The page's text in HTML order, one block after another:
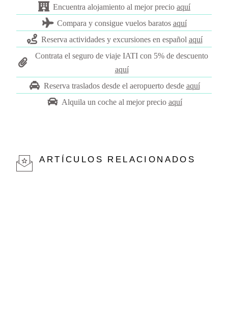
Encuentra alojamiento al mejor precio aquí
Compara y consigue vuelos baratos aquí
Reserva actividades y excursiones en español aquí
Contrata el seguro de viaje IATI con 5% de descuento
aquí
Reserva traslados desde el aeropuerto desde aquí
Alquila un coche al mejor precio aquí
ARTÍCULOS RELACIONADOS